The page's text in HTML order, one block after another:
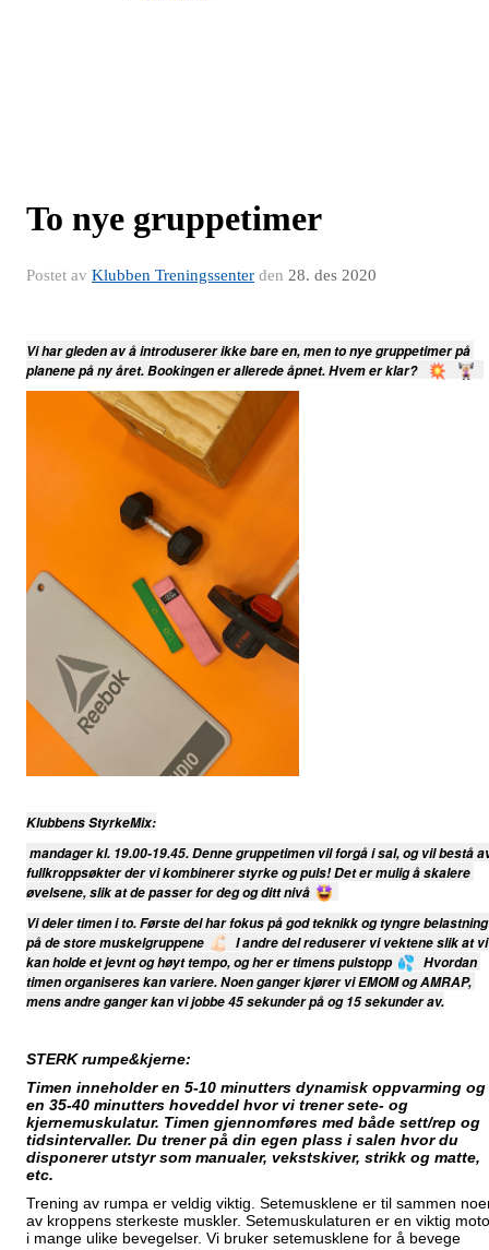
To nye gruppetimer
Postet av Klubben Treningssenter den 28. des 2020
Vi har gleden av å introduserer ikke bare en, men to nye gruppetimer på
planene på ny året. Bookingen er allerede åpnet. Hvem er klar?
Klubbens StyrkeMix:
mandager kl. 19.00-19.45. Denne gruppetimen vil forgå i sal, og vil bestå
fullkroppsøkter der vi kombinerer styrke og puls! Det er mulig å skalere
øvelsene, slik at de passer for deg og ditt nivå
Vi deler timen i to. Første del har fokus på god teknikk og tyngre belastning
på de store muskelgruppene
I andre del reduserer vi vektene slik at vi
kan holde et jevnt og høyt tempo, og her er timens pulstopp
Hvordan
timen organiseres kan variere. Noen ganger kjører vi EMOM og AMRAP,
mens andre ganger kan vi jobbe 45 sekunder på og 15 sekunder av.
STERK rumpe&kjerne:
Timen inneholder en 5-10 minutters dynamisk oppvarming og
en 35-40 minutters hoveddel hvor vi trener sete- og
kjernemuskulatur. Timen gjennomføres med både sett/rep og
tidsintervaller. Du trener på din egen plass i salen hvor du
disponerer utstyr som manualer, vekstskiver, strikk og matte,
etc.
Trening av rumpa er veldig viktig. Setemusklene er til sammen
av kroppens sterkeste muskler. Setemuskulaturen er en viktig
i mange ulike bevegelser. Vi bruker setemusklene for å bevege